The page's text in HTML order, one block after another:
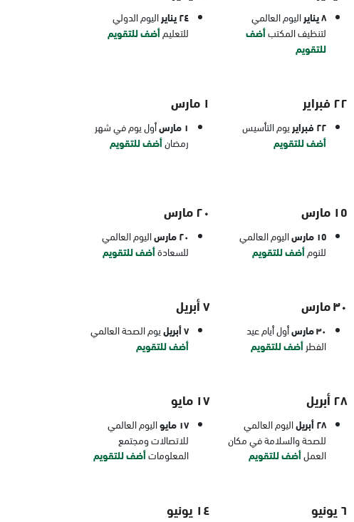
٨ يناير
اليوم العالمي
لتنظيف المكتبأضف
للتقويم
٢٤ يناير
اليوم الدولي
للتعليمأضف للتقويم
٢٢ فبراير
٢٢ فبراير يوم التأسيس
أضف للتقويم
١ مارس
١ مارس
أول يوم في شهر
رمضانأضف للتقويم
١٥ مارس
١٥ مارس
اليوم العالمي
للنومأضف للتقويم
٢٠ مارس
٢٠ مارس
اليوم العالمي
للسعادةأضف للتقويم
٣٠ مارس
٣٠ مارس
أول أيام عيد
الفطرأضف للتقويم
٧ أبريل
٧ أبريل يوم الصحة العالمي
أضف للتقويم
٢٨ أبريل
٢٨ أبريل
اليوم العالمي
للصحة والسلامة في مكان
العملأضف للتقويم
١٧ مايو
١٧ مايو
اليوم العالمي
للاتصالات ومجتمع
المعلوماتأضف للتقويم
٦ يونيو ١٤ يونيو